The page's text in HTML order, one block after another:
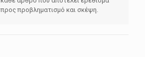
προς προβληματισμό και σκέψη.